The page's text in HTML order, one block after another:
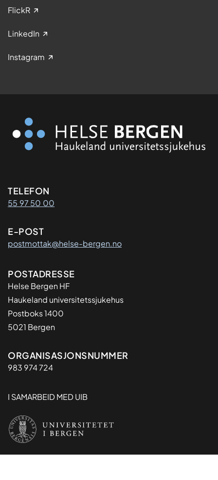
FlickR
LinkedIn
Instagram
Kontaktinformasjon
TELEFON
55 97 50 00
E-POST
postmottak@helse-bergen.no
Adresse
POSTADRESSE
Helse Bergen HF
Haukeland universitetssjukehus
Postboks 1400
5021 Bergen
Organisasjon
ORGANISASJONSNUMMER
983 974 724
I SAMARBEID MED UIB